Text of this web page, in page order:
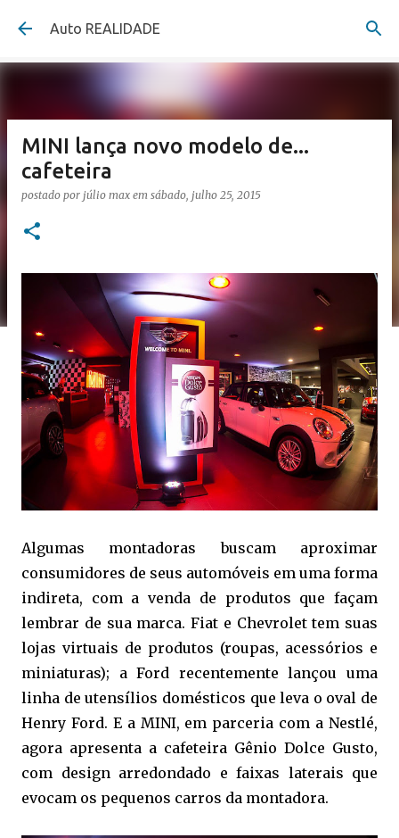
Pular para o conteúdo principal
Auto REALIDADE
MINI lança novo modelo de...
cafeteira
postado por júlio max em sábado, julho 25, 2015
Algumas montadoras buscam aproximar
consumidores de seus automóveis em uma forma
indireta, com a venda de produtos que façam
lembrar de sua marca. Fiat e Chevrolet tem suas
lojas virtuais de produtos (roupas, acessórios e
miniaturas); a Ford recentemente lançou uma
linha de utensílios domésticos que leva o oval de
Henry Ford. E a MINI, em parceria com a Nestlé,
agora apresenta a cafeteira Gênio Dolce Gusto,
com design arredondado e faixas laterais que
evocam os pequenos carros da montadora.